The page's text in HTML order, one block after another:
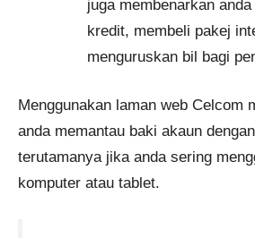
juga membenarkan
kredit, membeli pakej
menguruskan bil bagi
Menggunakan laman web Celcom
anda memantau baki akaun
terutamanya jika anda sering
komputer atau tablet.